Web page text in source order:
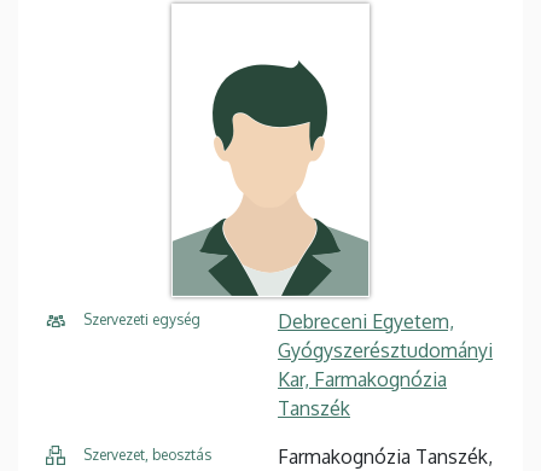
Szervezeti egység
Debreceni Egyetem,
Gyógyszerésztudományi
Kar, Farmakognózia
Tanszék
Szervezet, beosztás
Farmakognózia Tanszék,